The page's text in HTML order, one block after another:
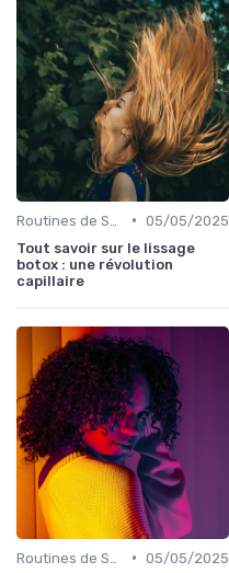
• 05/05/2025
Tout savoir sur le lissage
botox : une révolution
capillaire
• 05/05/2025